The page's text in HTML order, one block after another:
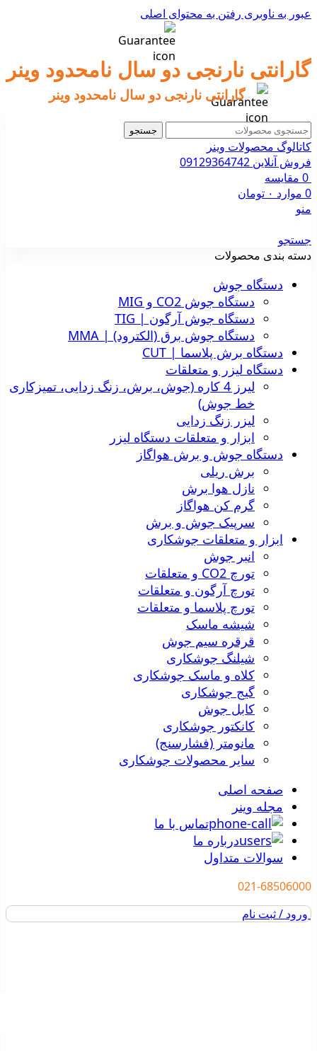
عبور به ناوبری رفتن به محتوای اصلی
گارانتی نارنجی دو سال نامحدود وینر
گارانتی نارنجی دو سال نامحدود وینر
جستجو
کاتالوگ محصولات وینر
فروش آنلاین 09129364742
0 مقایسه
0 موارد ۰ تومان
منو
جستجو
دسته بندی محصولات
دستگاه جوش
دستگاه جوش CO2 و MIG
دستگاه جوش آرگون | TIG
دستگاه جوش برق (الکترود) | MMA
دستگاه برش پلاسما | CUT
دستگاه لیزر و متعلقات
لیرز 4 کاره (جوش، برش، زنگ زدایی، تمیزکاری
خط جوش)
لیزر زنگ زدایی
ابزار و متعلقات دستگاه لیزر
دستگاه جوش و برش هواگاز
برش ریلی
نازل هوا برش
گرم کن هواگاز
سرپیک جوش و برش
ابزار و متعلقات جوشکاری
انبر جوش
تورچ CO2 و متعلقات
تورچ آرگون و متعلقات
تورچ پلاسما و متعلقات
شیشه ماسک
قرقره سیم جوش
شیلنگ جوشکاری
کلاه و ماسک جوشکاری
گیج جوشکاری
کابل جوش
کانکتور جوشکاری
مانومتر (فشارسنج)
سایر محصولات جوشکاری
صفحه اصلی
مجله وینر
تماس با ما
درباره ما
سوالات متداول
021-68506000
ورود / ثبت نام